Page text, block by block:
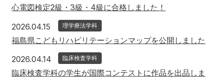
心電図検定2級・3級・4級に合格しました！
2026.04.15 2026年4月15日
理学療法学科
福島県こどもリハビリテーションマップを公開しました
2026.04.14 2026年4月14日
臨床検査学科
臨床検査学科の学生が国際コンテストに作品を出品しま